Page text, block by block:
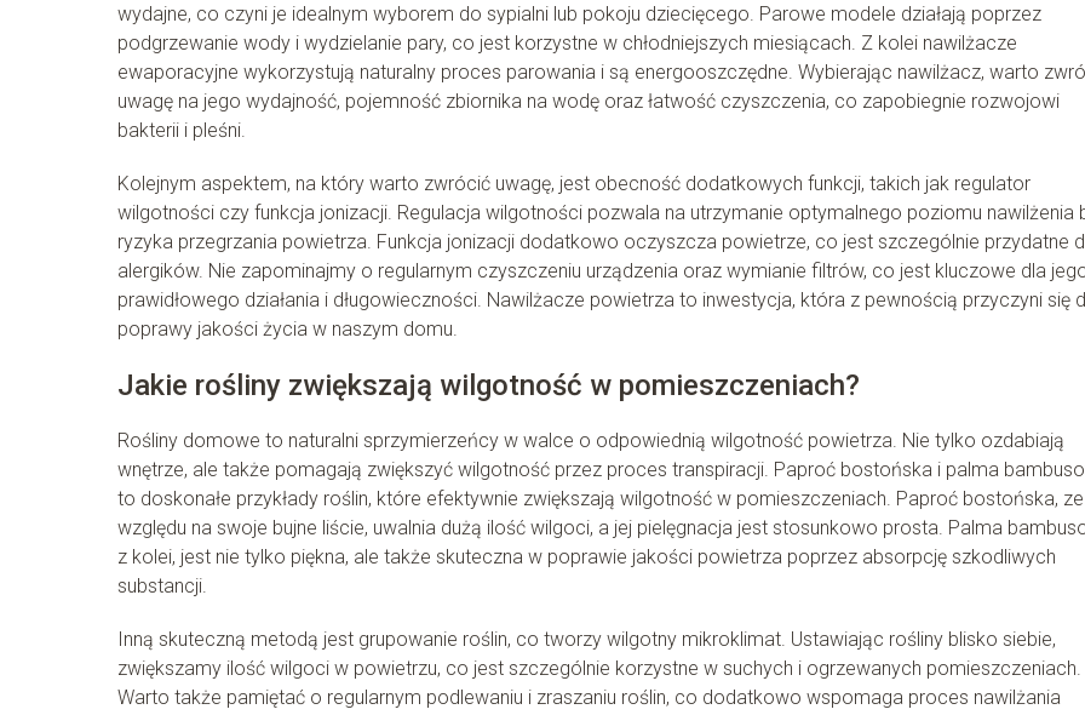
wydajne, co czyni je idealnym wyborem do sypialni lub pokoju dziecięcego. Parowe modele działają poprzez
podgrzewanie wody i wydzielanie pary, co jest korzystne w chłodniejszych miesiącach. Z kolei nawilżacze
ewaporacyjne wykorzystują naturalny proces parowania i są energooszczędne. Wybierając nawilżacz, warto
uwagę na jego wydajność, pojemność zbiornika na wodę oraz łatwość czyszczenia, co zapobiegnie rozwojowi
bakterii i pleśni.
Kolejnym aspektem, na który warto zwrócić uwagę, jest obecność dodatkowych funkcji, takich jak regulator
wilgotności czy funkcja jonizacji. Regulacja wilgotności pozwala na utrzymanie optymalnego poziomu nawilżenia
ryzyka przegrzania powietrza. Funkcja jonizacji dodatkowo oczyszcza powietrze, co jest szczególnie przydatne
alergików. Nie zapominajmy o regularnym czyszczeniu urządzenia oraz wymianie filtrów, co jest kluczowe dla
prawidłowego działania i długowieczności. Nawilżacze powietrza to inwestycja, która z pewnością przyczyni się
poprawy jakości życia w naszym domu.
Jakie rośliny zwiększają wilgotność w pomieszczeniach?
Rośliny domowe to naturalni sprzymierzeńcy w walce o odpowiednią wilgotność powietrza. Nie tylko ozdabiają
wnętrze, ale także pomagają zwiększyć wilgotność przez proces transpiracji. Paproć bostońska i palma
to doskonałe przykłady roślin, które efektywnie zwiększają wilgotność w pomieszczeniach. Paproć bostońska, ze
względu na swoje bujne liście, uwalnia dużą ilość wilgoci, a jej pielęgnacja jest stosunkowo prosta. Palma
z kolei, jest nie tylko piękna, ale także skuteczna w poprawie jakości powietrza poprzez absorpcję szkodliwych
substancji.
Inną skuteczną metodą jest grupowanie roślin, co tworzy wilgotny mikroklimat. Ustawiając rośliny blisko siebie,
zwiększamy ilość wilgoci w powietrzu, co jest szczególnie korzystne w suchych i ogrzewanych pomieszczeniach.
Warto także pamiętać o regularnym podlewaniu i zraszaniu roślin, co dodatkowo wspomaga proces nawilżania